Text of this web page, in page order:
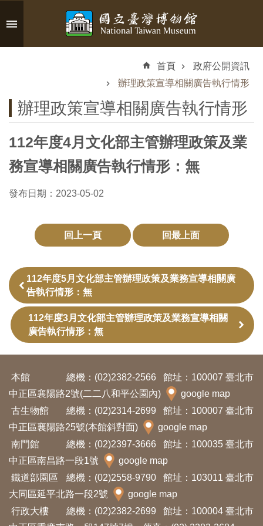
跳到主要內容區塊
認
識
臺
博
訊
展
覽
教
育
活
動
出
版
文
首頁
政府公開資訊
辦理政策宣導相關廣告執行情形
辦理政策宣導相關廣告執行情形
112年度4月文化部主管辦理政策及業
務宣導相關廣告執行情形：無
發布日期：2023-05-02
回上一頁 回最上面
112年度5月文化部主管辦理政策及業務宣導相關廣
告執行情形：無
112年度3月文化部主管辦理政策及業務宣導相關
廣告執行情形：無
本館 總機：(02)2382-2566
館址：100007 臺北市
中正區襄陽路2號(二二八和平公園內)
google map
古生物館
總機：(02)2314-2699
館址：100007 臺北市
中正區襄陽路25號(本館斜對面)
google map
南門館
總機：(02)2397-3666
館址：100035 臺北市
中正區南昌路一段1號
google map
鐵道部園區
總機：(02)2558-9790
館址：103011 臺北市
大同區延平北路一段2號
google map
行政大樓
總機：(02)2382-2699
館址：100004 臺北市